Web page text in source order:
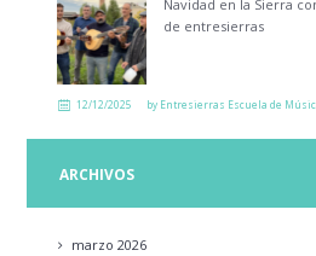
Navidad en la Sierra
de entresierras
12/12/2025 by Entresierras Escuela de
ARCHIVOS
marzo 2026